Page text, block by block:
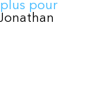
plus pour